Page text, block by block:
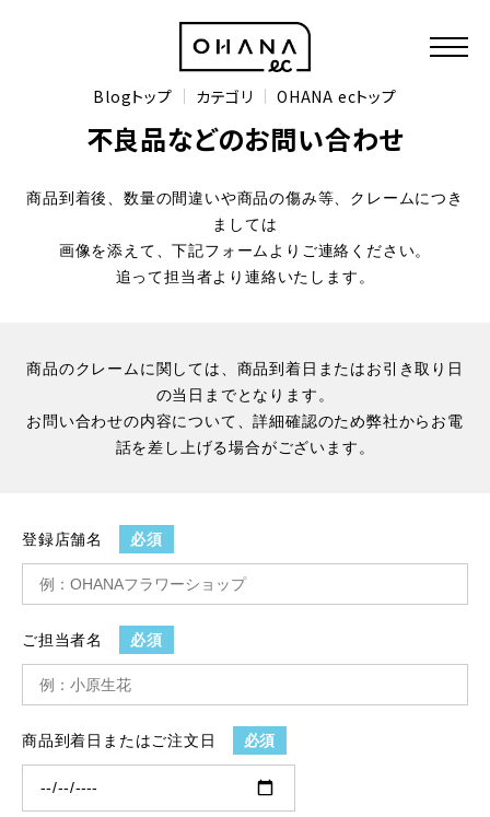
Blogトップ カテゴリ OHANA ecトップ
不良品などのお問い合わせ
商品到着後、数量の間違いや商品の傷み等、クレームにつき
ましては
画像を添えて、下記フォームよりご連絡ください。
追って担当者より連絡いたします。
商品のクレームに関しては、商品到着日またはお引き取り日
の当日までとなります。
お問い合わせの内容について、詳細確認のため弊社からお電
話を差し上げる場合がございます。
登録店舗名 必須
ご担当者名 必須
商品到着日またはご注文日 必須